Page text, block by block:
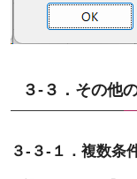
３-３．その他
３-３-１．複数条